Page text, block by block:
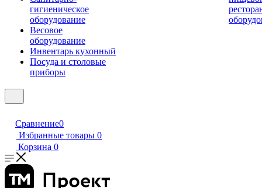
гигиеническое
оборудование
Весовое
оборудование
Инвентарь кухонный
Посуда и столовые
приборы
Сравнение0
Избранные товары 0
Корзина 0